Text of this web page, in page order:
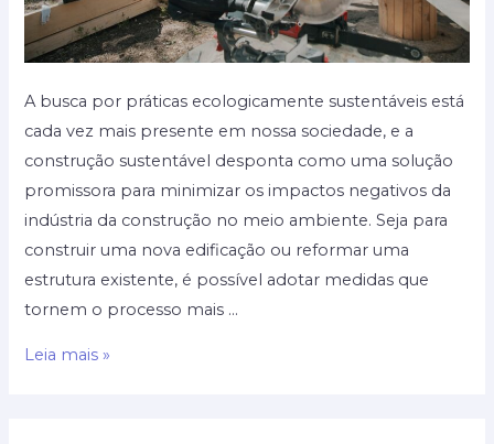
A busca por práticas ecologicamente sustentáveis está
cada vez mais presente em nossa sociedade, e a
construção sustentável desponta como uma solução
promissora para minimizar os impactos negativos da
indústria da construção no meio ambiente. Seja para
construir uma nova edificação ou reformar uma
estrutura existente, é possível adotar medidas que
tornem o processo mais …
Construção
Leia mais »